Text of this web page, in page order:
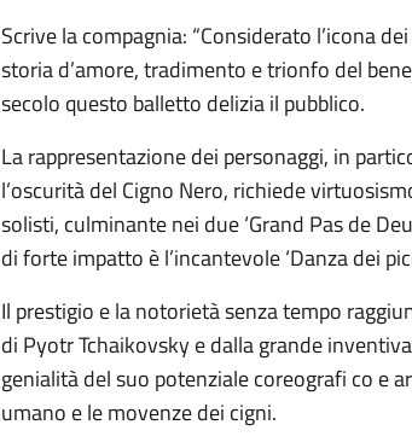
Scrive la compagnia: “Considerato l’icona
storia d’amore, tradimento e trionfo del
secolo questo balletto delizia il pubblico.
La rappresentazione dei personaggi, in
l’oscurità del Cigno Nero, richiede
solisti, culminante nei due ‘Grand Pas de
di forte impatto è l’incantevole ‘Danza dei
Il prestigio e la notorietà senza tempo
di Pyotr Tchaikovsky e dalla grande
genialità del suo potenziale coreografi co e
umano e le movenze dei cigni.